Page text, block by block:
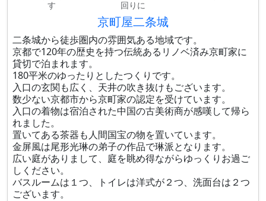
す
回りに
京町屋二条城
二条城から徒歩圏内の雰囲気ある地域です。
京都で120年の歴史を持つ伝統あるリノベ済み京町家に
貸切で泊まれます。
180平米のゆったりとしたつくりです。
入口の玄関も広く、天井の吹き抜けもございます。
数少ない京都市から京町家の認定を受けています。
入口の着物は宿泊された中国の古美術商が感嘆して帰ら
れました。
置いてある茶器も人間国宝の物を置いています。
金屏風は尾形光琳の弟子の作品で琳派となります。
広い庭がありまして、庭を眺め得ながらゆっくりお過ご
しください。
バスルームは１つ、トイレは洋式が２つ、洗面台は２つ
ございます。